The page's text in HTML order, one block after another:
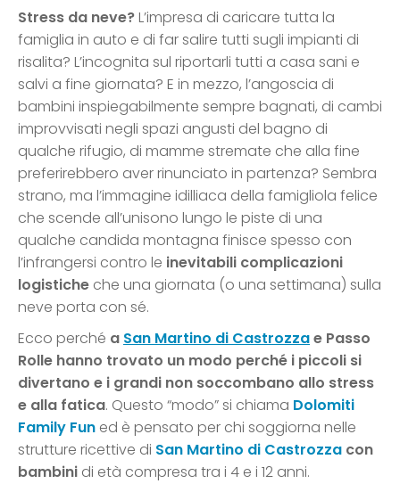
Stress da neve?L’impresa di caricare tutta la
famiglia in auto e di far salire tutti sugli impianti di
risalita? L’incognita sul riportarli tutti a casa sani e
salvi a fine giornata? E in mezzo, l’angoscia di
bambini inspiegabilmente sempre bagnati, di cambi
improvvisati negli spazi angusti del bagno di
qualche rifugio, di mamme stremate che alla fine
preferirebbero aver rinunciato in partenza? Sembra
strano, ma l’immagine idilliaca della famigliola felice
che scende all’unisono lungo le piste di una
qualche candida montagna finisce spesso con
l’infrangersi contro le inevitabili complicazioni
logistiche che una giornata (o una settimana) sulla
neve porta con sé.
Ecco perché a San Martino di Castrozzae Passo
Rolle hanno trovato un modo perché i piccoli si
divertano e i grandi non soccombano allo stress
e alla fatica. Questo “modo” si chiama Dolomiti
Family Fun ed è pensato per chi soggiorna nelle
strutture ricettive di San Martino di Castrozza con
bambini di età compresa tra i 4 e i 12 anni.